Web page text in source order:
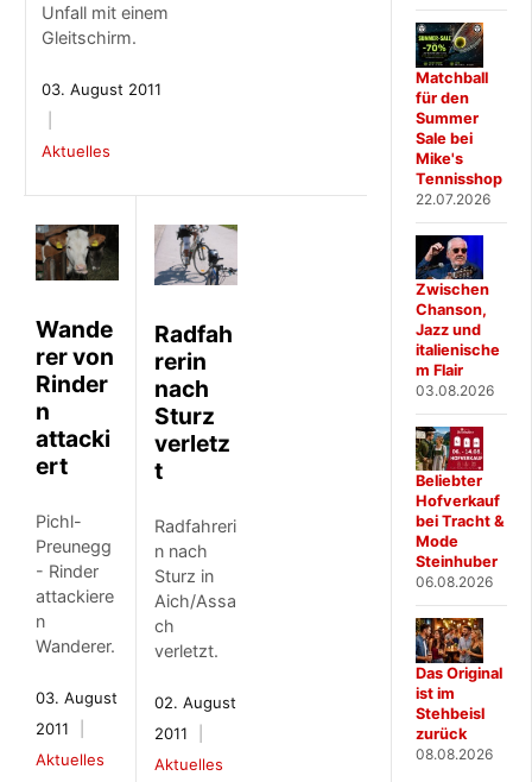
Unfall mit einem
Gleitschirm.
03. August 2011
Aktuelles
Wande
rer von
Rinder
n
attacki
ert
Pichl-
Preunegg
- Rinder
attackiere
n
Wanderer.
03. August
2011
Aktuelles
Radfah
rerin
nach
Sturz
verletz
t
Radfahreri
n nach
Sturz in
Aich/Assa
ch
verletzt.
02. August
2011
Aktuelles
Matchball
für den
Summer
Sale bei
Mike's
Tennisshop
22.07.2026
Zwischen
Chanson,
Jazz und
italienische
m Flair
03.08.2026
Beliebter
Hofverkauf
bei Tracht &
Mode
Steinhuber
06.08.2026
Das Original
ist im
Stehbeisl
zurück
08.08.2026